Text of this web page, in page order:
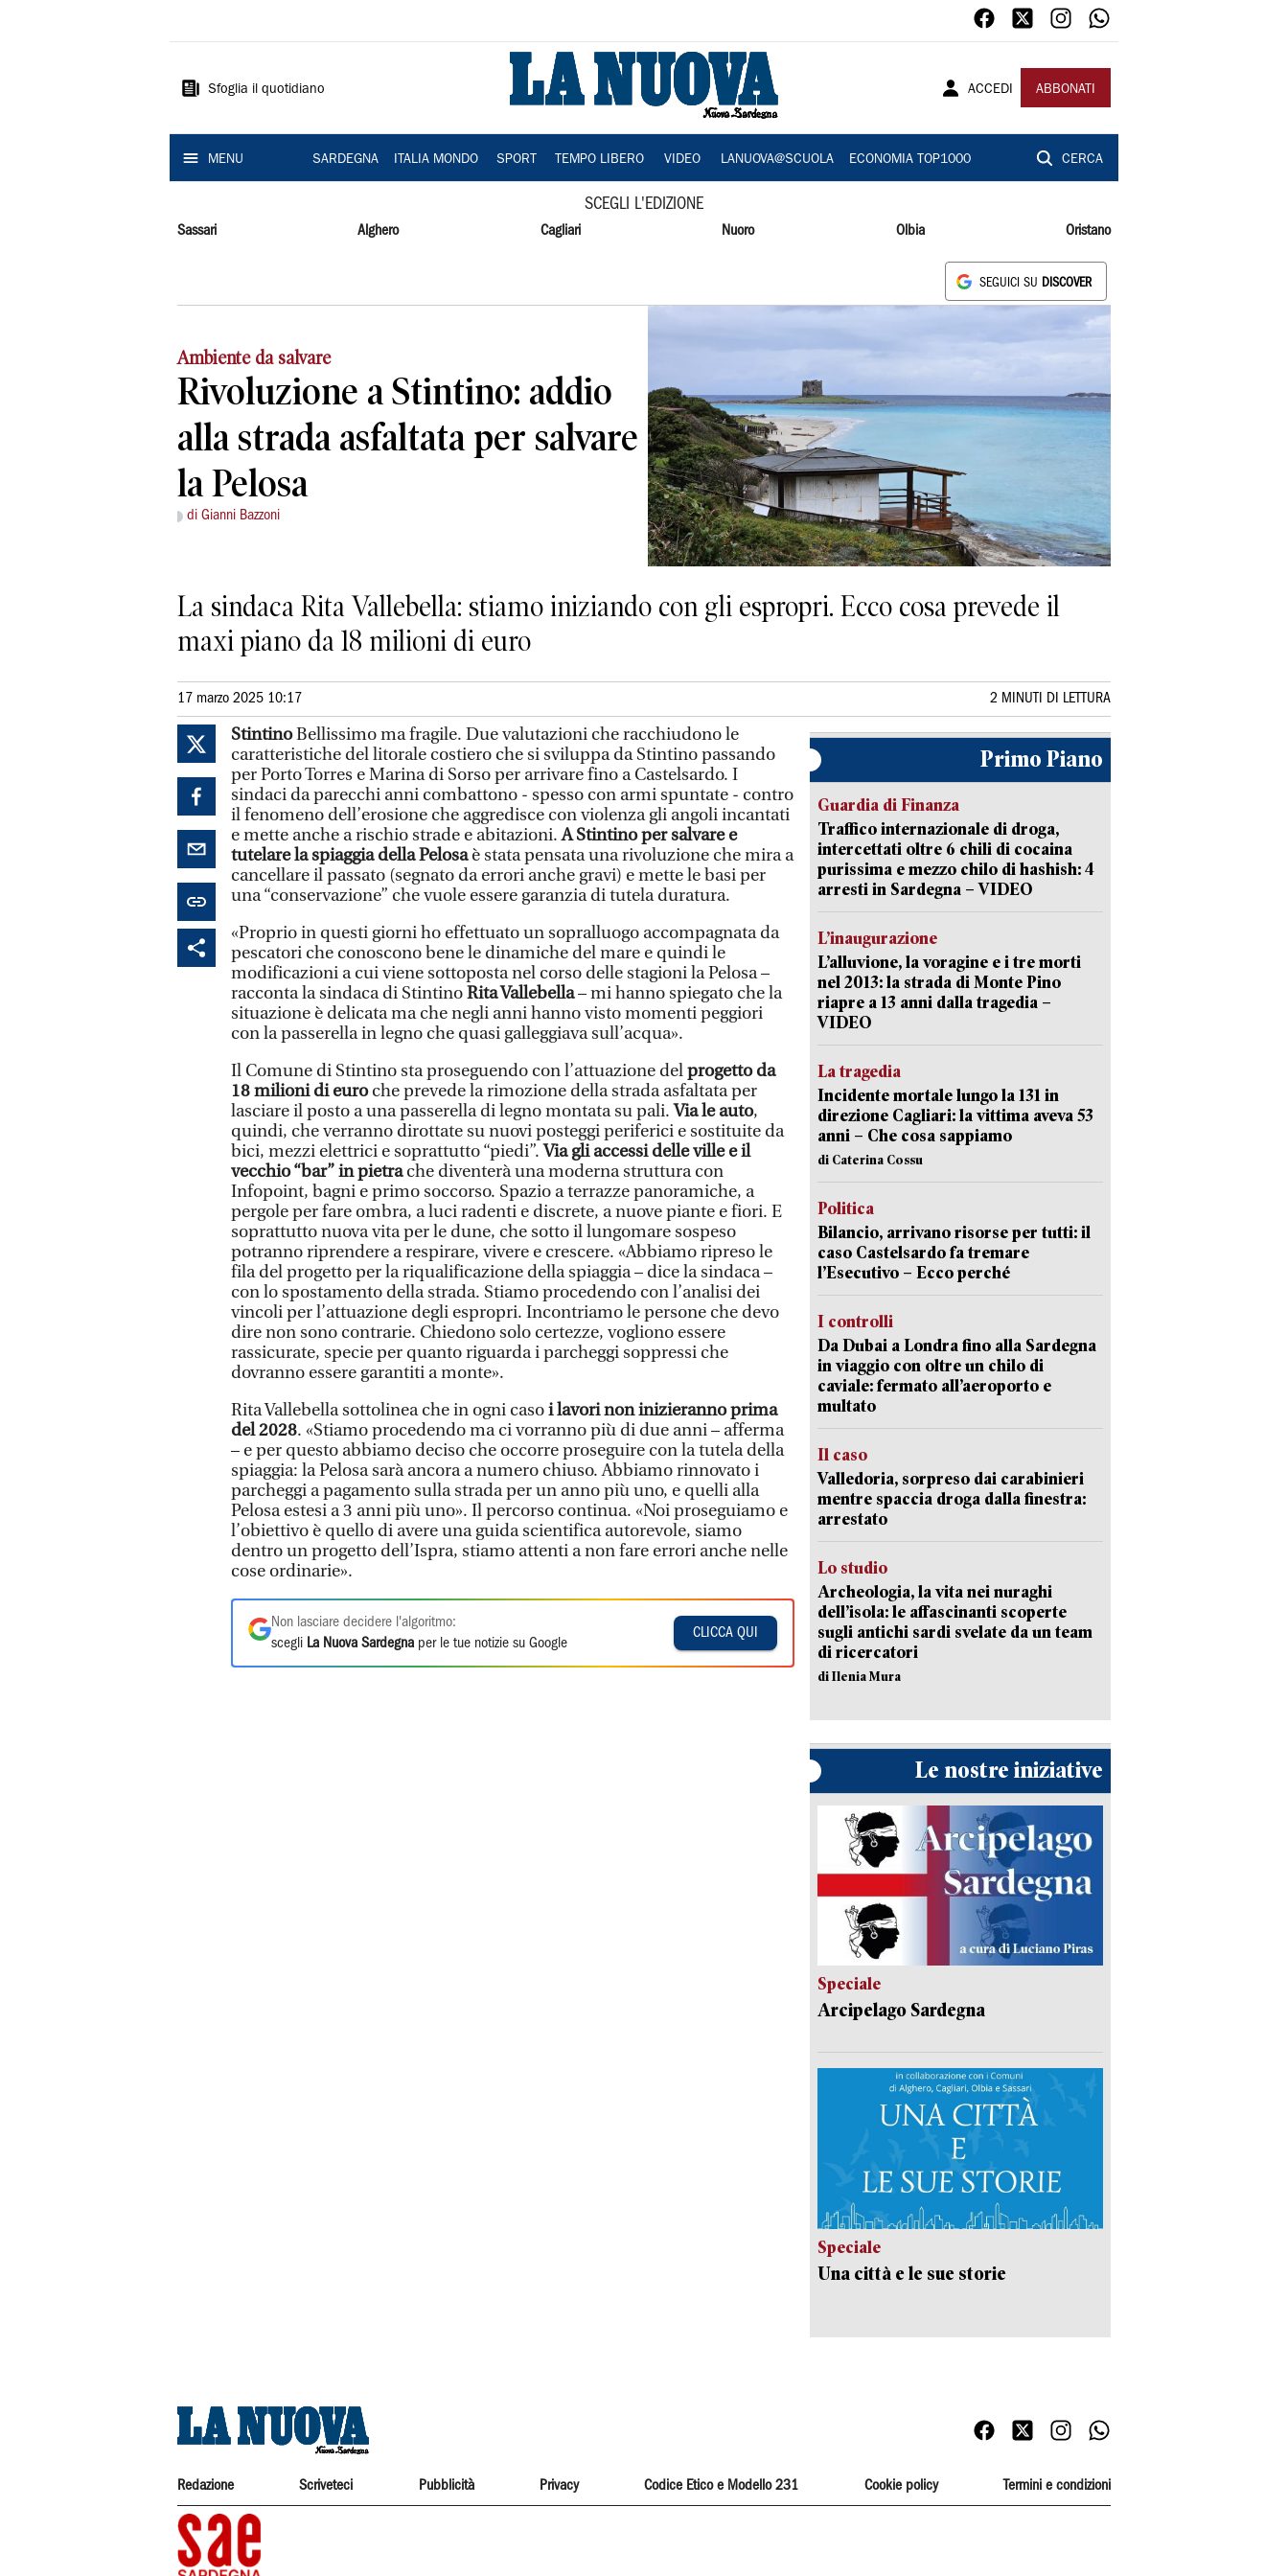
Sardegna
Sfoglia il quotidiano ACCEDI ABBONATI
MENU SARDEGNA ITALIA MONDO SPORT TEMPO LIBERO VIDEO LANUOVA@SCUOLA ECONOMIA TOP1000 CERCA
SCEGLI L'EDIZIONE
Sassari Alghero Cagliari Nuoro Olbia Oristano
SEGUICI SU DISCOVER
Ambiente da salvare
Rivoluzione a Stintino: addio
alla strada asfaltata per salvare
la Pelosa
di Gianni Bazzoni
La sindaca Rita Vallebella: stiamo iniziando con gli espropri. Ecco cosa prevede il
maxi piano da 18 milioni di euro
17 marzo 2025 10:17 2 MINUTI DI LETTURA
StintinoBellissimo ma fragile. Due valutazioni che racchiudono le
caratteristiche del litorale costiero che si sviluppa da Stintino passando
per Porto Torres e Marina di Sorso per arrivare fino a Castelsardo. I
sindaci da parecchi anni combattono - spesso con armi spuntate - contro
il fenomeno dell’erosione che aggredisce con violenza gli angoli incantati
e mette anche a rischio strade e abitazioni.A Stintino per salvare e
tutelare la spiaggia della Pelosaè stata pensata una rivoluzione che mira a
cancellare il passato (segnato da errori anche gravi) e mette le basi per
una “conservazione” che vuole essere garanzia di tutela duratura.
«Proprio in questi giorni ho effettuato un sopralluogo accompagnata da
pescatori che conoscono bene le dinamiche del mare e quindi le
modificazioni a cui viene sottoposta nel corso delle stagioni la Pelosa –
racconta la sindaca di StintinoRita Vallebella– mi hanno spiegato che la
situazione è delicata ma che negli anni hanno visto momenti peggiori
con la passerella in legno che quasi galleggiava sull’acqua».
Il Comune di Stintino sta proseguendo con l’attuazione delprogetto da
18 milioni di euroche prevede la rimozione della strada asfaltata per
lasciare il posto a una passerella di legno montata su pali.Via le auto,
quindi, che verranno dirottate su nuovi posteggi periferici e sostituite da
bici, mezzi elettrici e soprattutto “piedi”.Via gli accessi delle ville e il
vecchio “bar” in pietrache diventerà una moderna struttura con
Infopoint, bagni e primo soccorso. Spazio a terrazze panoramiche, a
pergole per fare ombra, a luci radenti e discrete, a nuove piante e fiori. E
soprattutto nuova vita per le dune, che sotto il lungomare sospeso
potranno riprendere a respirare, vivere e crescere. «Abbiamo ripreso le
fila del progetto per la riqualificazione della spiaggia – dice la sindaca –
con lo spostamento della strada. Stiamo procedendo con l’analisi dei
vincoli per l’attuazione degli espropri. Incontriamo le persone che devo
dire non sono contrarie. Chiedono solo certezze, vogliono essere
rassicurate, specie per quanto riguarda i parcheggi soppressi che
dovranno essere garantiti a monte».
Rita Vallebella sottolinea che in ogni casoi lavori non inizieranno prima
del 2028. «Stiamo procedendo ma ci vorranno più di due anni – afferma
– e per questo abbiamo deciso che occorre proseguire con la tutela della
spiaggia: la Pelosa sarà ancora a numero chiuso. Abbiamo rinnovato i
parcheggi a pagamento sulla strada per un anno più uno, e quelli alla
Pelosa estesi a 3 anni più uno». Il percorso continua. «Noi proseguiamo e
l’obiettivo è quello di avere una guida scientifica autorevole, siamo
dentro un progetto dell’Ispra, stiamo attenti a non fare errori anche nelle
cose ordinarie».
Non lasciare decidere l'algoritmo:
scegli La Nuova Sardegna per le tue notizie su Google
CLICCA QUI
Primo Piano
Guardia di Finanza
Traffico internazionale di droga,
intercettati oltre 6 chili di cocaina
purissima e mezzo chilo di hashish: 4
arresti in Sardegna – VIDEO
L’inaugurazione
L’alluvione, la voragine e i tre morti
nel 2013: la strada di Monte Pino
riapre a 13 anni dalla tragedia –
VIDEO
La tragedia
Incidente mortale lungo la 131 in
direzione Cagliari: la vittima aveva 53
anni – Che cosa sappiamo
di Caterina Cossu
Politica
Bilancio, arrivano risorse per tutti: il
caso Castelsardo fa tremare
l’Esecutivo – Ecco perché
I controlli
Da Dubai a Londra fino alla Sardegna
in viaggio con oltre un chilo di
caviale: fermato all’aeroporto e
multato
Il caso
Valledoria, sorpreso dai carabinieri
mentre spaccia droga dalla finestra:
arrestato
Lo studio
Archeologia, la vita nei nuraghi
dell’isola: le affascinanti scoperte
sugli antichi sardi svelate da un team
di ricercatori
di Ilenia Mura
Le nostre iniziative
Speciale
Arcipelago Sardegna
Speciale
Una città e le sue storie
Redazione Scriveteci Pubblicità Privacy Codice Etico e Modello 231 Cookie policy Termini e condizioni